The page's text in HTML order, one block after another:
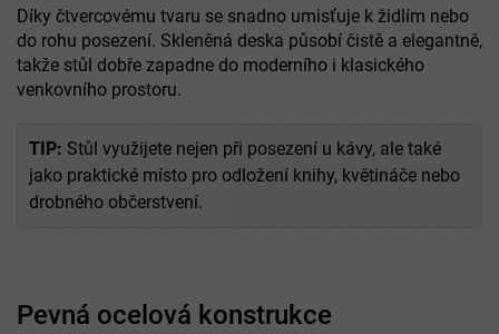
Díky čtvercovému tvaru se snadno umisťuje k židlím nebo
do rohu posezení. Skleněná deska působí čistě a elegantně,
takže stůl dobře zapadne do moderního i klasického
venkovního prostoru.
TIP: Stůl využijete nejen při posezení u kávy, ale také
jako praktické místo pro odložení knihy, květináče nebo
drobného občerstvení.
Pevná ocelová konstrukce